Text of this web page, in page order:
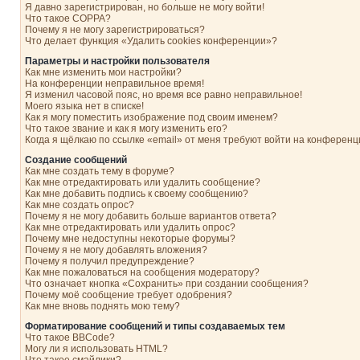
Я давно зарегистрирован, но больше не могу войти!
Что такое COPPA?
Почему я не могу зарегистрироваться?
Что делает функция «Удалить cookies конференции»?
Параметры и настройки пользователя
Как мне изменить мои настройки?
На конференции неправильное время!
Я изменил часовой пояс, но время все равно неправильное!
Моего языка нет в списке!
Как я могу поместить изображение под своим именем?
Что такое звание и как я могу изменить его?
Когда я щёлкаю по ссылке «email» от меня требуют войти на
Создание сообщений
Как мне создать тему в форуме?
Как мне отредактировать или удалить сообщение?
Как мне добавить подпись к своему сообщению?
Как мне создать опрос?
Почему я не могу добавить больше вариантов ответа?
Как мне отредактировать или удалить опрос?
Почему мне недоступны некоторые форумы?
Почему я не могу добавлять вложения?
Почему я получил предупреждение?
Как мне пожаловаться на сообщения модератору?
Что означает кнопка «Сохранить» при создании сообщения?
Почему моё сообщение требует одобрения?
Как мне вновь поднять мою тему?
Форматирование сообщений и типы создаваемых тем
Что такое BBCode?
Могу ли я использовать HTML?